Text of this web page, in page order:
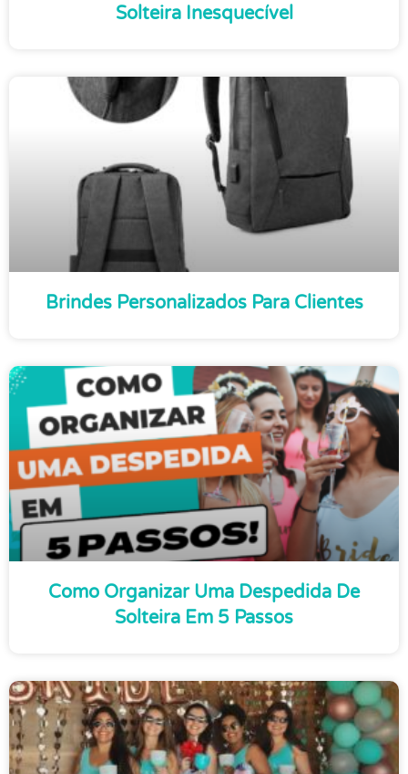
Solteira Inesquecível
Brindes Personalizados Para Clientes
Como Organizar Uma Despedida De
Solteira Em 5 Passos